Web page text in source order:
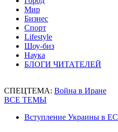
Мир
Бизнес
Спорт
Lifestyle
Шоу-биз
Наука
БЛОГИ ЧИТАТЕЛЕЙ
СПЕЦТЕМА: Война в Иране
ВСЕ ТЕМЫ
Вступление Украины в ЕС